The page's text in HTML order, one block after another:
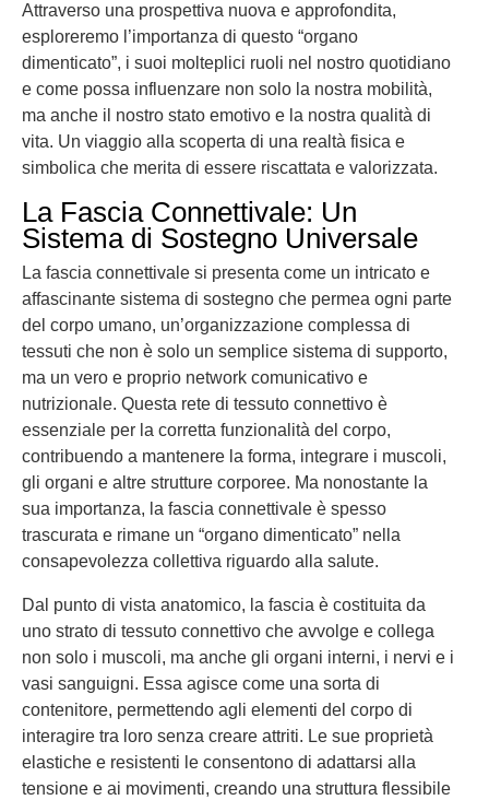
Attraverso una prospettiva nuova e approfondita,
esploreremo l’importanza di questo “organo
dimenticato”, i suoi molteplici ruoli nel nostro quotidiano
e come possa influenzare non solo la nostra mobilità,
ma anche il nostro stato emotivo e la nostra qualità di
vita. Un viaggio alla scoperta di una realtà fisica e
simbolica che merita di essere riscattata e valorizzata.
La Fascia Connettivale: Un
Sistema di Sostegno Universale
La fascia connettivale si presenta come un intricato e
affascinante sistema di sostegno che permea ogni parte
del corpo umano, un’organizzazione complessa di
tessuti che non è solo un semplice sistema di supporto,
ma un vero e proprio network comunicativo e
nutrizionale. Questa rete di tessuto connettivo è
essenziale per la corretta funzionalità del corpo,
contribuendo a mantenere la forma, integrare i muscoli,
gli organi e altre strutture corporee. Ma nonostante la
sua importanza, la fascia connettivale è spesso
trascurata e rimane un “organo dimenticato” nella
consapevolezza collettiva riguardo alla salute.
Dal punto di vista anatomico, la fascia è costituita da
uno strato di tessuto connettivo che avvolge e collega
non solo i muscoli, ma anche gli organi interni, i nervi e i
vasi sanguigni. Essa agisce come una sorta di
contenitore, permettendo agli elementi del corpo di
interagire tra loro senza creare attriti. Le sue proprietà
elastiche e resistenti le consentono di adattarsi alla
tensione e ai movimenti, creando una struttura flessibile